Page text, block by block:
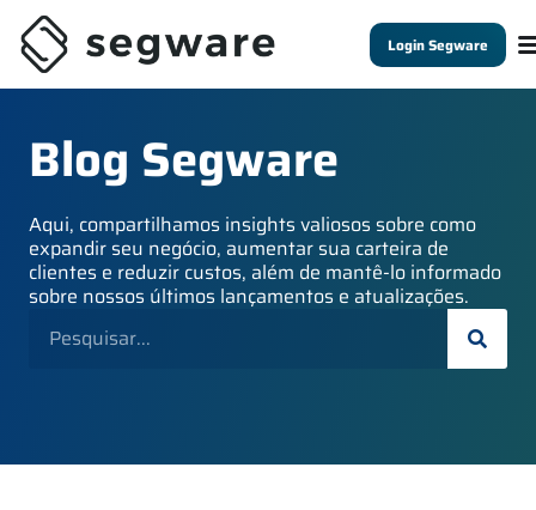
Login Segware
Blog Segware
Aqui, compartilhamos insights valiosos sobre como
expandir seu negócio, aumentar sua carteira de
clientes e reduzir custos, além de mantê-lo informado
sobre nossos últimos lançamentos e atualizações.